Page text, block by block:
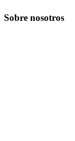
Sobre nosotros